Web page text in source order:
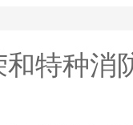
特种消